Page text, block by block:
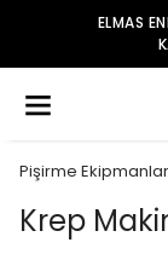
Pişirme
Krep